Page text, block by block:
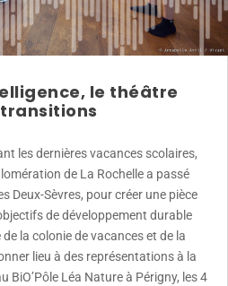
le théâtre
les dernières vacances scolaires,
de La Rochelle a passé
Deux-Sèvres, pour créer une pièce
de développement durable
la colonie de vacances et de la
lieu à des représentations à la
BiO’Pôle Léa Nature à Périgny, les 4